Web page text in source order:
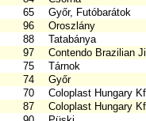
65
Győr, Futóbarátok
96
Oroszlány
88
Tatabánya
97
Contendo Brazilian
75
Tárnok
74
Győr
70
Coloplast Hungary
87
Coloplast Hungary